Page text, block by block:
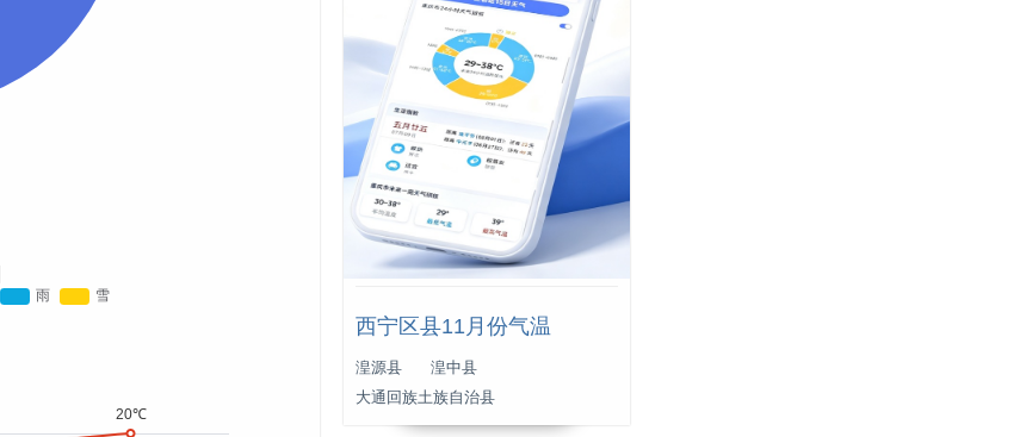
西宁区县11月份气温
湟源县
湟中县
大通回族土族自治县